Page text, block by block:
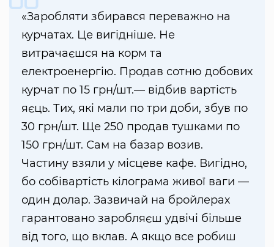
«Заробляти збирався переважно на
курчатах. Це вигідніше. Не
витрачаєшся на корм та
електроенергію. Продав сотню добових
курчат по 15 грн/шт.— відбив вартість
яєць. Тих, які мали по три доби, збув по
30 грн/шт. Ще 250 продав тушками по
150 грн/шт. Сам на базар возив.
Частину взяли у місцеве кафе. Вигідно,
бо собівартість кілограма живої ваги —
один долар. Зазвичай на бройлерах
гарантовано заробляєш удвічі більше
від того, що вклав. А якщо все робиш